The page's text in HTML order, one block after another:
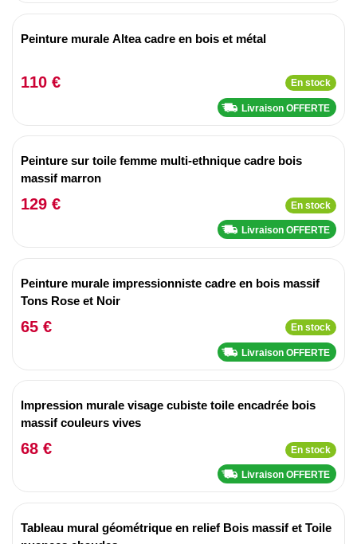
Peinture murale Altea cadre en bois et métal
110 € En stock
Livraison OFFERTE
Peinture sur toile femme multi-ethnique cadre bois
massif marron
129 € En stock
Livraison OFFERTE
Peinture murale impressionniste cadre en bois massif
Tons Rose et Noir
65 € En stock
Livraison OFFERTE
Impression murale visage cubiste toile encadrée bois
massif couleurs vives
68 € En stock
Livraison OFFERTE
Tableau mural géométrique en relief Bois massif et Toile